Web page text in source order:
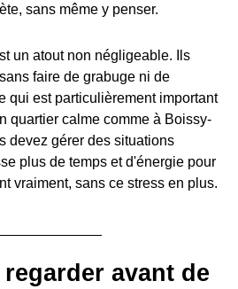
sans même y penser.
un atout non négligeable. Ils
faire de grabuge ni de
qui est particulièrement important
quartier calme comme à Boissy-
devez gérer des situations
plus de temps et d'énergie pour
vraiment, sans ce stress en plus.
avant de